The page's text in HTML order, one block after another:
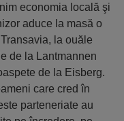
economia locală şi
aduce la masă o
la ouăle
de la Lantmannen
de la Eisberg.
care cred în
parteneriate au